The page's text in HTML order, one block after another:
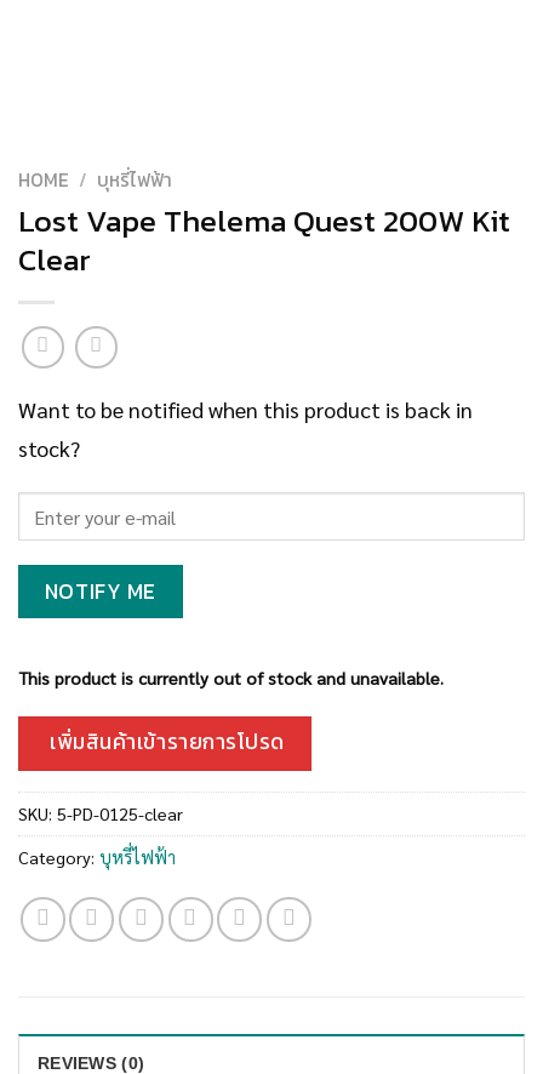
HOME / บุหรี่ไฟฟ้า
Lost Vape Thelema Quest 200W Kit
Clear
Want to be notified when this product is back in
stock?
NOTIFY ME
This product is currently out of stock and unavailable.
เพิ่มสินค้าเข้ารายการโปรด
SKU: 5-PD-0125-clear
Category: บุหรี่ไฟฟ้า
REVIEWS (0)